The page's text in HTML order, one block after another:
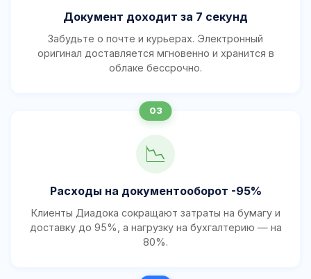
Документ доходит за 7 секунд
Забудьте о почте и курьерах. Электронный
оригинал доставляется мгновенно и хранится в
облаке бессрочно.
📉
Расходы на документооборот -95%
Клиенты Диадока сокращают затраты на бумагу и
доставку до 95%, а нагрузку на бухгалтерию — на
80%.